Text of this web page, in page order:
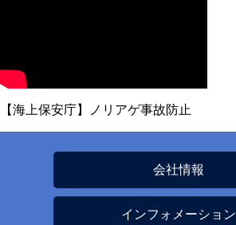
【海上保安庁】ノリアゲ事故防止
会社情報
インフォメーション